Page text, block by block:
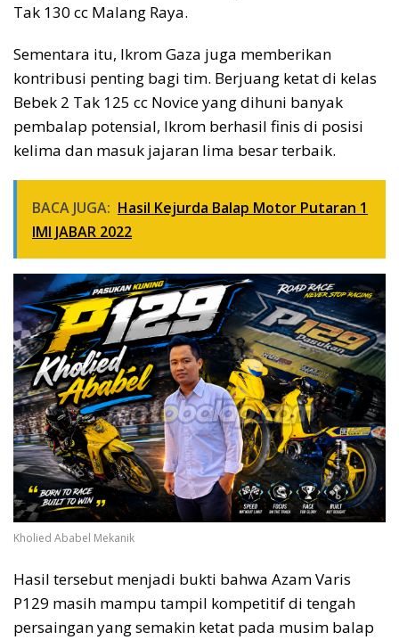
Tak 130 cc Malang Raya.
Sementara itu, Ikrom Gaza juga memberikan
kontribusi penting bagi tim. Berjuang ketat di kelas
Bebek 2 Tak 125 cc Novice yang dihuni banyak
pembalap potensial, Ikrom berhasil finis di posisi
kelima dan masuk jajaran lima besar terbaik.
BACA JUGA: Hasil Kejurda Balap Motor Putaran 1
IMI JABAR 2022
Kholied Ababel Mekanik
Hasil tersebut menjadi bukti bahwa Azam Varis
P129 masih mampu tampil kompetitif di tengah
persaingan yang semakin ketat pada musim balap